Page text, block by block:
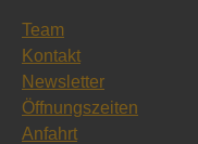
Team
Kontakt
Newsletter
Öffnungszeiten
Anfahrt